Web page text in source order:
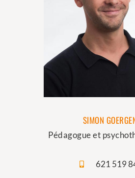
SIMON
Pédagogue et
621 519